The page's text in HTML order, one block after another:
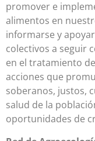
promover e
alimentos en
informarse y
colectivos a seguir
en el tratamiento
acciones que
soberanos, justos,
salud de la
oportunidades de